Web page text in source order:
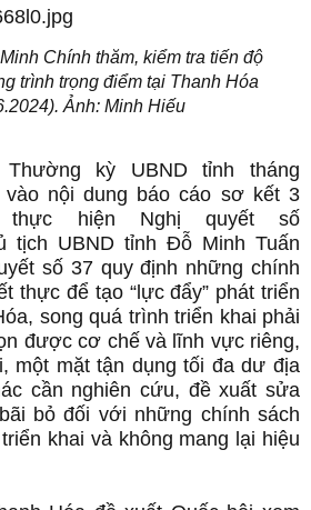
Chính thăm, kiểm tra tiến độ
trình trọng điểm tại Thanh Hóa
Ảnh: Minh Hiếu
kỳ UBND tỉnh tháng
vào nội dung báo cáo sơ kết 3
thực hiện Nghị quyết số
tịch UBND tỉnh Đỗ Minh Tuấn
số 37 quy định những chính
thực để tạo “lực đẩy” phát triển
song quá trình triển khai phải
được cơ chế và lĩnh vực riêng,
một mặt tận dụng tối đa dư địa
cần nghiên cứu, đề xuất sửa
bỏ đối với những chính sách
khai và không mang lại hiệu